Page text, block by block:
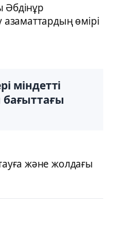
Әбдінұр
өмірі
міндетті
және жолдағы